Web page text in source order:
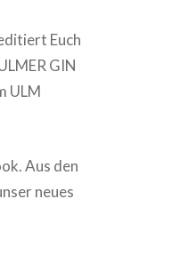
Euch
GIN
ULM
Aus den
neues